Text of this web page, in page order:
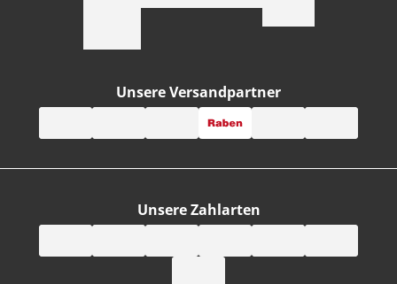
Unsere Zahlarten
Unsere Versandpartner